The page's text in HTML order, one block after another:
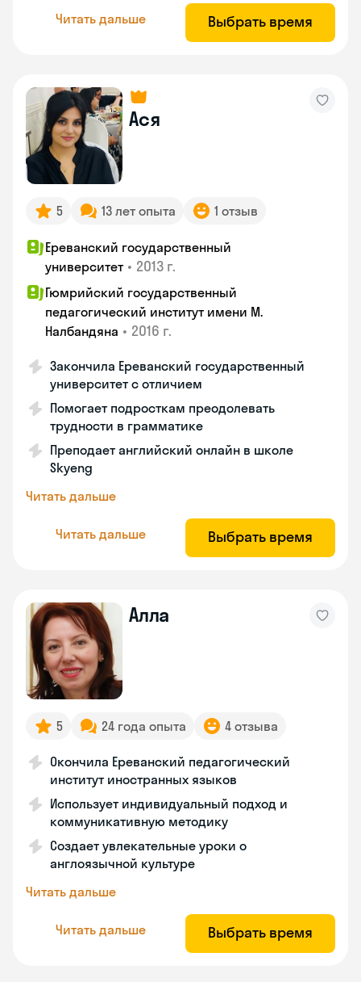
Читать дальше Выбрать время
Ася
5 13 лет опыта 1 отзыв
Ереванский государственный
университет • 2013 г.
Гюмрийский государственный
педагогический институт имени М.
Налбандяна • 2016 г.
Закончила Ереванский государственный
университет с отличием
Помогает подросткам преодолевать
трудности в грамматике
Преподает английский онлайн в школе
Skyeng
Читать дальше
Читать дальше Выбрать время
Алла
5 24 года опыта 4 отзыва
Окончила Ереванский педагогический
институт иностранных языков
Использует индивидуальный подход и
коммуникативную методику
Создает увлекательные уроки о
англоязычной культуре
Читать дальше
Читать дальше Выбрать время